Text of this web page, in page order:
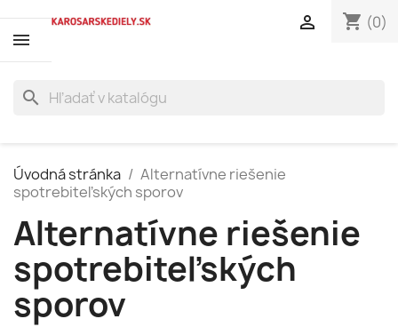
shopping_cart (0)

search
Úvodná stránka
Alternatívne riešenie
spotrebiteľských sporov
Alternatívne riešenie
spotrebiteľských
sporov